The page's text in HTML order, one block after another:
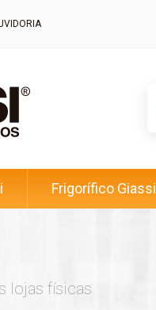
Frigorífico Giassi
lojas físicas